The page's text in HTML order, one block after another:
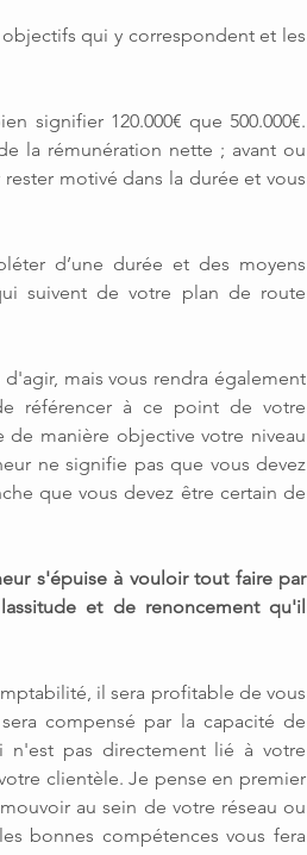
qui y correspondent et les
signifier 120.000€ que 500.000€.
la rémunération nette ; avant ou
motivé dans la durée et vous
d’une durée et des moyens
suivent de votre plan de route
mais vous rendra également
référencer à ce point de votre
de manière objective votre niveau
ne signifie pas que vous devez
que vous devez être certain de
s'épuise à vouloir tout faire par
et de renoncement qu'il
il sera profitable de vous
compensé par la capacité de
pas directement lié à votre
clientèle. Je pense en premier
au sein de votre réseau ou
bonnes compétences vous fera